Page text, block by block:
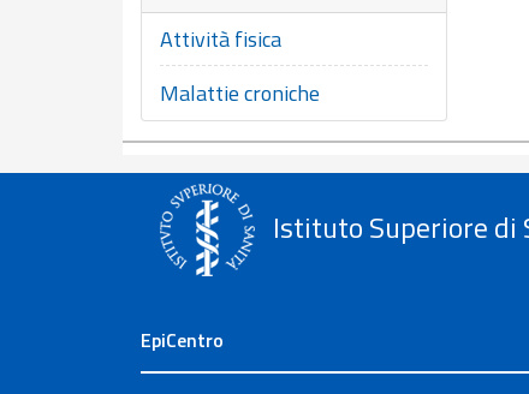
Attività fisica
Malattie croniche
Istituto Superiore di
EpiCentro